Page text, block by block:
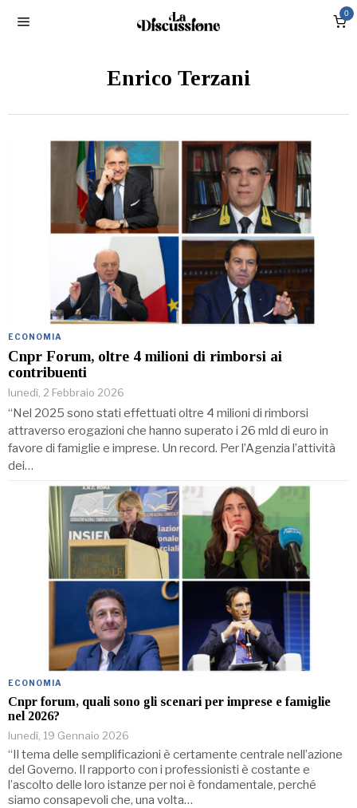
0
Enrico Terzani
ECONOMIA
Cnpr Forum, oltre 4 milioni di rimborsi ai
contribuenti
lunedì, 2 Febbraio 2026
“Nel 2025 sono stati effettuati oltre 4 milioni di rimborsi
attraverso erogazioni che hanno superato i 26 mld di euro in
favore di famiglie e imprese. Un record. Per l’Agenzia l’attività
dei…
ECONOMIA
Cnpr forum, quali sono gli scenari per imprese e famiglie
nel 2026?
lunedì, 19 Gennaio 2026
“Il tema delle semplificazioni è certamente centrale nell’azione
del Governo. Il rapporto con i professionisti è costante e
l’ascolto delle loro istanze per noi è fondamentale, perché
siamo consapevoli che, una volta…